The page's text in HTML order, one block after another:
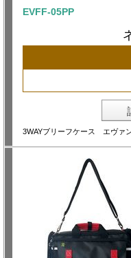
EVFF-05PP
3WAYブリーフケース エヴァ